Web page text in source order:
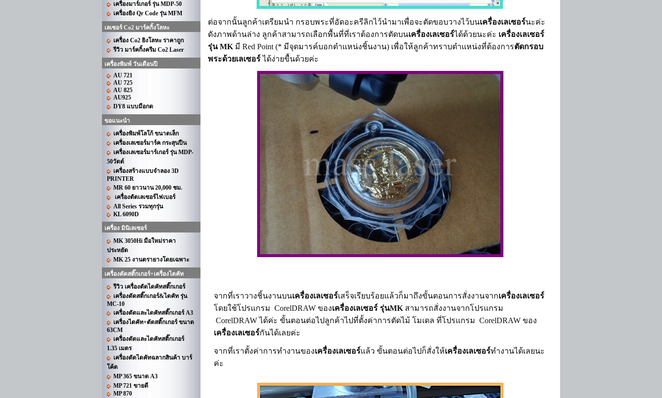
เครื่องมาร์เกอร์ รุ่น MDP-50
เครื่องยิง Qr Code รุ่น MFM
เลเซอร์ Co2 มาร์คกิ้งโลหะ
เครื่อง Co2 ยิงโลหะ ราคาถูก
รีวิว มาร์คกิ้งครีม Co2 Laser
เครื่องพิมพ์ วันเดือนปี
AU 721
AU 725
AU 825
AU925
DY8 แบบมือกด
ขอแนะนำ
เครื่องพิมพ์โลโก้ ขนาดเล็ก
เครื่องเลเซอร์มาร์ค กระสุนปืน
เครื่องเลเซอร์มาร์เกอร์ รุ่น MDP-
50วัตต์
เครื่องสร้างแบบจำลอง 3D
PRINTER
MR 60 ยาวนาน 20,000 ชม.
เครื่องตัดเลเซอร์ไฟเบอร์
All Series รวมทุกรุ่น
KL 6090D
เครื่อง มินิเลเซอร์
MK 3050Hi มือใหม่ราคา
ประหยัด
MK 25 งานตรายางโดยเฉพาะ
เครื่องตัดสติ๊กเกอร์+เครื่องไดคัท
รีวิว เครื่องตัดไดคัทสติ๊กเกอร์
เครื่องตัดสติ๊กเกอร์&ไดคัท รุ่น
MC-10
เครื่องตัดและไดคัทสติ๊กเกอร์ A3
เครื่องไดคัท+ตัดสติ๊กเกอร์ ขนาด
63CM
เครื่องตัดและไดคัทสติ๊กเกอร์
1.35 เมตร
เครื่องตัดไดคัทฉลากสินค้า บาร์
โค้ด
MP 365 ขนาด A3
MP 721 ขายดี
MP 870
ต่อจากนั้นลูกค้าเตรียมนำ กรอบพระที่อัดอะครีลิกไว้นำมาเพื่อจะตัดขอบวางไว้บนเครื่องเลเซอร์นะค่ะ
ดังภาพด้านล่าง ลูกค้าสามารถเลือกพื้นที่ที่เราต้องการตัดบนเครื่องเลเซอร์ได้ด้วยนะค่ะ เครื่องเลเซอร์
รุ่นMK มี Red Point (* มีจุดมารค์บอกตำแหน่งชิ้นงาน) เพื่อให้ลูกค้าทราบตำแหน่งที่ต้องการตัดกรอบ
พระด้วยเลเซอร์ได้ง่ายขื้นด้วยค่ะ
จากที่เราวางชิ้นงานบนเครื่องเลเซอร์เสร็จเรียบร้อยแล้วก็มาถึงขั้นตอนการสั่งงานจากเครื่องเลเซอร์
โดยใช้โปรแกรม CorelDRAW ของเครื่องเลเซอร์ รุ่นMK สามารถสั่งงานจากโปรแกรม
CorelDRAWได้ค่ะ ขั้นตอนต่อไปลูกค้าไปที่ตั้งค่าการตัดไม้ โมเดล ที่โปรแกรม CorelDRAW ของ
เครื่องเลเซอร์กันได้เลยค่ะ
จากที่เราตั้งค่าการทำงานของเครื่องเลเซอร์แล้ว ขั้นตอนต่อไปก็สั่งให้เครื่องเลเซอร์ทำงานได้เลยนะ
ค่ะ